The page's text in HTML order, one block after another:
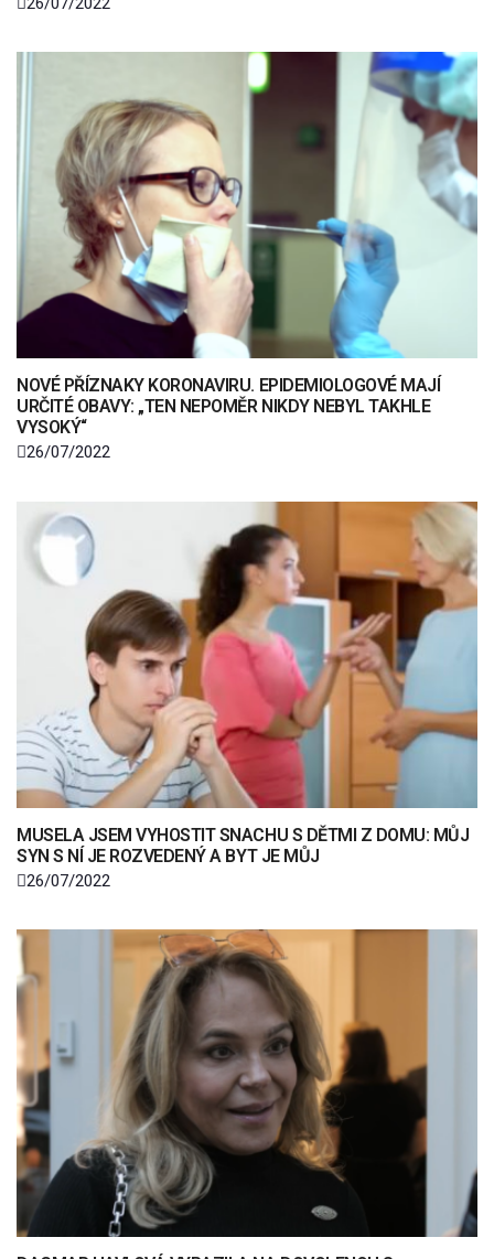
NOVÉ PŘÍZNAKY KORONAVIRU. EPIDEMIOLOGOVÉ MAJÍ
URČITÉ OBAVY: „TEN NEPOMĚR NIKDY NEBYL TAKHLE
VYSOKÝ“
26/07/2022
MUSELA JSEM VYHOSTIT SNACHU S DĚTMI Z DOMU: MŮJ
SYN S NÍ JE ROZVEDENÝ A BYT JE MŮJ
26/07/2022